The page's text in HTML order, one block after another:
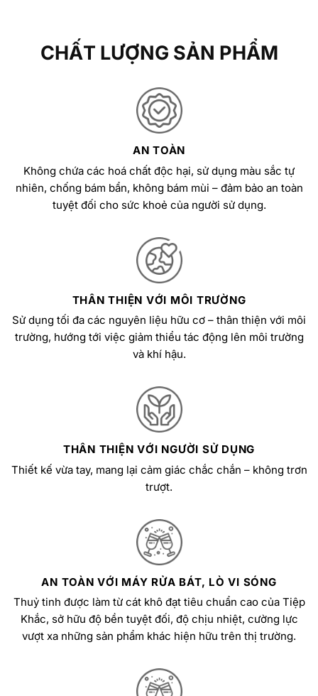
CHẤT LƯỢNG SẢN PHẨM
AN TOÀN
Không chứa các hoá chất độc hại, sử dụng màu sắc tự
nhiên, chống bám bẩn, không bám mùi – đảm bảo an toàn
tuyệt đối cho sức khoẻ của người sử dụng.
THÂN THIỆN VỚI MÔI TRƯỜNG
Sử dụng tối đa các nguyên liệu hữu cơ – thân thiện với môi
trường, hướng tới việc giảm thiểu tác động lên môi trường
và khí hậu.
THÂN THIỆN VỚI NGƯỜI SỬ DỤNG
Thiết kế vừa tay, mang lại cảm giác chắc chắn – không trơn
trượt.
AN TOÀN VỚI MÁY RỬA BÁT, LÒ VI SÓNG
Thuỷ tinh được làm từ cát khô đạt tiêu chuẩn cao của Tiệp
Khắc, sở hữu độ bền tuyệt đối, độ chịu nhiệt, cường lực
vượt xa những sản phẩm khác hiện hữu trên thị trường.